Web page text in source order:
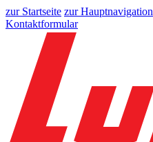
zur Startseite zur Hauptnavigation
Kontaktformular